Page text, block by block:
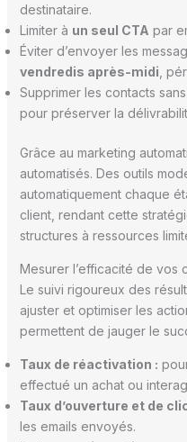
destinataire.
Limiter à un seul CTA par
Éviter d’envoyer les
vendredis après-midi ,
Supprimer les contacts
pour préserver la
Grâce au marketing
automatisés. Des outils
automatiquement chaque
client, rendant cette
structures à ressources
Mesurer l’efficacité de vos
Le suivi rigoureux des
ajuster et optimiser les
permettent de jauger le
Taux de réactivation :
effectué un achat ou
Taux d’ouverture et de
les emails envoyés.